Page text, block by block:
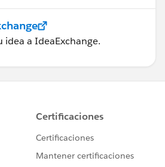
idea a IdeaExchange.